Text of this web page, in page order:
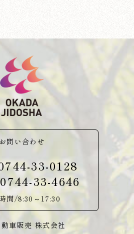
お問い合わせ
33-0128
0744-33-4646
間/8:30～17:30
車販売 株式会社